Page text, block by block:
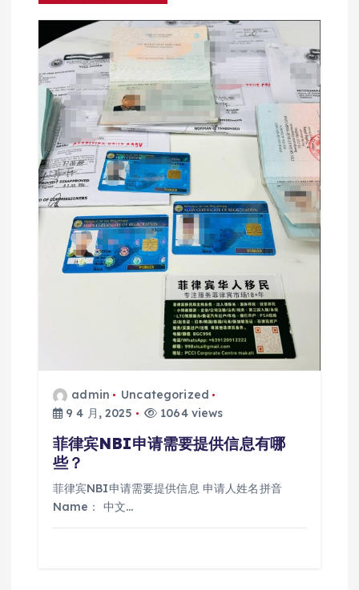
admin
Uncategorized
9 4 月, 2025
1064 views
菲律宾NBI申请需要提供信息有哪
些？
菲律宾NBI申请需要提供信息 申请人姓名拼音
Name： 中文…